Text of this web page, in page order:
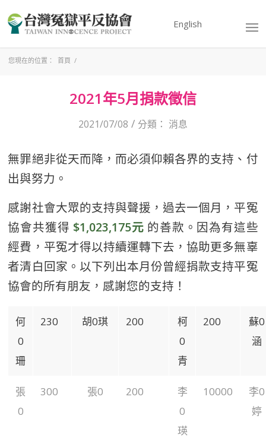
English
您現在的位置： 首頁 /
2021年5月捐款徵信
2021/07/08 / 分類： 消息
無罪絕非從天而降，而必須仰賴各界的支持、付
出與努力。
感謝社會大眾的支持與聲援，過去一個月，平冤
協會共獲得 $1,023,175元 的善款。因為有這些
經費，平冤才得以持續運轉下去，協助更多無辜
者清白回家。以下列出本月份曾經捐款支持平冤
協會的所有朋友，感謝您的支持！
何
0
珊
230 胡0琪 200
柯
0
青
200
蘇0
涵
張
0
300 張0 200
李
0
瑛
10000
李0
婷